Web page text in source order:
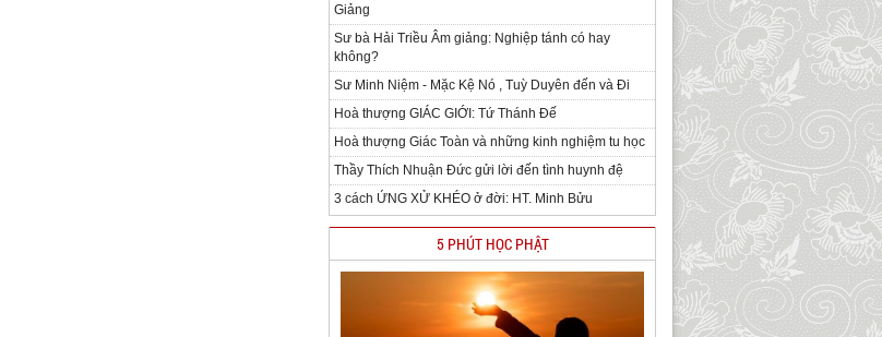
Giảng
Sư bà Hải Triều Âm giảng: Nghiệp tánh có hay
không?
Sư Minh Niệm - Mặc Kệ Nó , Tuỳ Duyên đến và Đi
Hoà thượng GIÁC GIỚI: Tứ Thánh Đế
Hoà thượng Giác Toàn và những kinh nghiệm tu học
Thầy Thích Nhuận Đức gửi lời đến tình huynh đệ
3 cách ỨNG XỬ KHÉO ở đời: HT. Minh Bửu
5 PHÚT HỌC PHẬT